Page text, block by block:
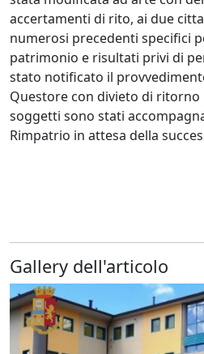
accertamenti di rito, ai due
numerosi precedenti specifici
patrimonio e risultati privi di
stato notificato il
Questore con divieto di
soggetti sono stati
Rimpatrio in attesa della
Gallery dell'articolo